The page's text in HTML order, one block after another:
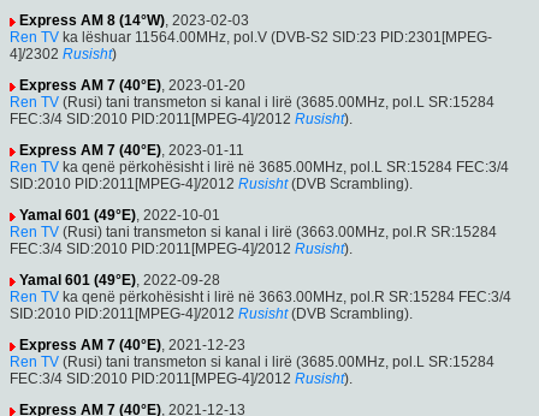
Express AM 8 (14°W), 2023-02-03
Ren TV ka lëshuar 11564.00MHz, pol.V (DVB-S2 SID:23 PID:2301[MPEG-
4]/2302 Rusisht)
Express AM 7 (40°E), 2023-01-20
Ren TV (Rusi) tani transmeton si kanal i lirë (3685.00MHz, pol.L SR:15284
FEC:3/4 SID:2010 PID:2011[MPEG-4]/2012 Rusisht).
Express AM 7 (40°E), 2023-01-11
Ren TV ka qenë përkohësisht i lirë në 3685.00MHz, pol.L SR:15284 FEC:3/4
SID:2010 PID:2011[MPEG-4]/2012 Rusisht(DVB Scrambling).
Yamal 601 (49°E), 2022-10-01
Ren TV (Rusi) tani transmeton si kanal i lirë (3663.00MHz, pol.R SR:15284
FEC:3/4 SID:2010 PID:2011[MPEG-4]/2012 Rusisht).
Yamal 601 (49°E), 2022-09-28
Ren TV ka qenë përkohësisht i lirë në 3663.00MHz, pol.R SR:15284 FEC:3/4
SID:2010 PID:2011[MPEG-4]/2012 Rusisht(DVB Scrambling).
Express AM 7 (40°E), 2021-12-23
Ren TV (Rusi) tani transmeton si kanal i lirë (3685.00MHz, pol.L SR:15284
FEC:3/4 SID:2010 PID:2011[MPEG-4]/2012 Rusisht).
Express AM 7 (40°E), 2021-12-13